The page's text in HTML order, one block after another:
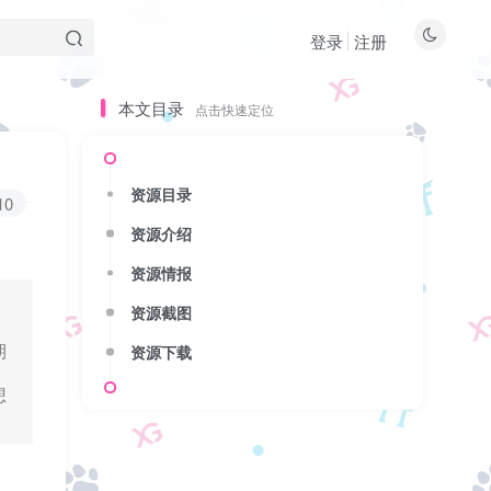
登录 注册
本文目录 点击快速定位
资源目录
资源介绍
资源情报
资源截图
资源下载
本文目录 点击快速定位
资源目录
资源介绍
资源情报
资源截图
资源下载